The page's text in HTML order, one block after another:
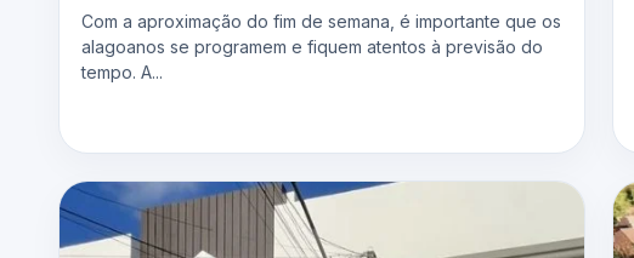
Com a aproximação do fim de semana, é importante que os
alagoanos se programem e fiquem atentos à previsão do
tempo. A...